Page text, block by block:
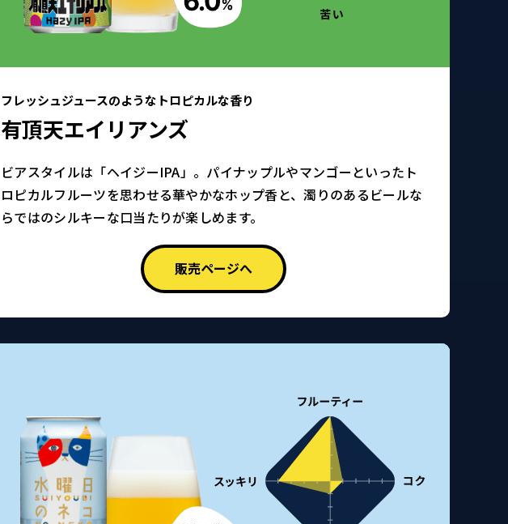
フレッシュジュースのようなトロピカルな香り
有頂天エイリアンズ
ビアスタイルは「ヘイジーIPA」。パイナップルやマンゴーといったト
ロピカルフルーツを思わせる華やかなホップ香と、濁りのあるビールな
らではのシルキーな口当たりが楽しめます。
販売ページへ